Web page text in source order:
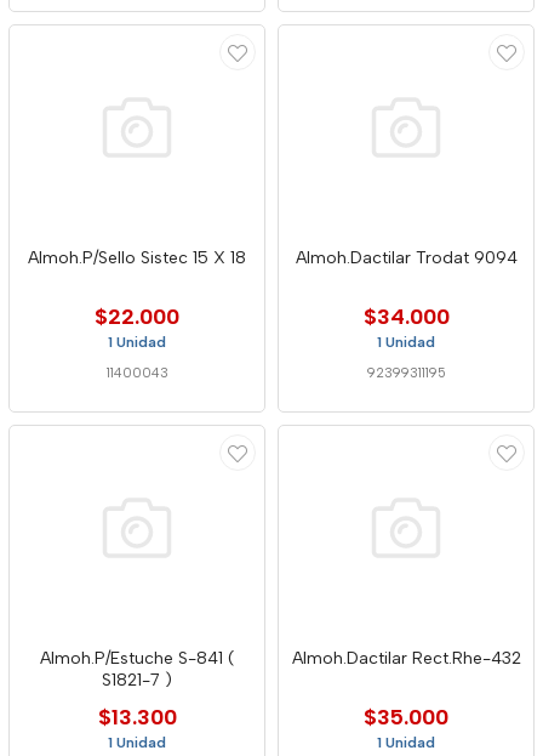
Almoh.P/Sello Sistec 15 X 18
$22.000
1 Unidad
11400043
Almoh.Dactilar Trodat 9094
$34.000
1 Unidad
92399311195
Almoh.P/Estuche S-841 (
S1821-7 )
$13.300
1 Unidad
Almoh.Dactilar Rect.Rhe-432
$35.000
1 Unidad